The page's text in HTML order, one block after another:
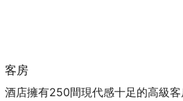
客房
酒店擁有250間現代感十足的高級